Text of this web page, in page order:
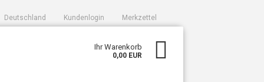
Deutschland Kundenlogin Merkzettel
Ihr Warenkorb
0,00 EUR